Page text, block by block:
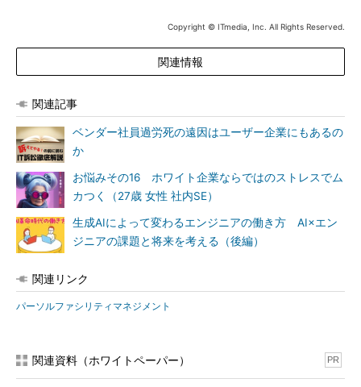
Copyright © ITmedia, Inc. All Rights Reserved.
関連情報
関連記事
ベンダー社員過労死の遠因はユーザー企業にもあるの
か
お悩みその16 ホワイト企業ならではのストレスでム
カつく（27歳 女性 社内SE）
生成AIによって変わるエンジニアの働き方 AI×エン
ジニアの課題と将来を考える（後編）
関連リンク
パーソルファシリティマネジメント
関連資料（ホワイトペーパー） PR